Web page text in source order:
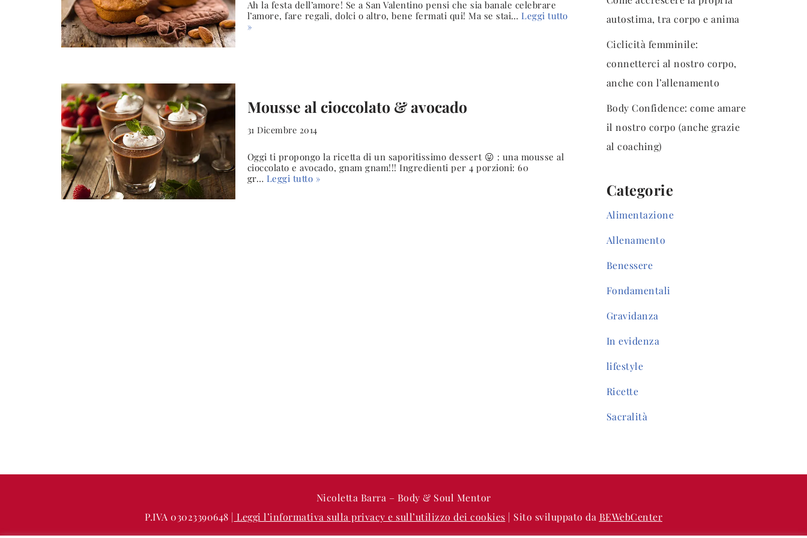
Ah la festa dell’amore! Se a San Valentino pensi che sia banale celebrare
l’amore, fare regali, dolci o altro, bene fermati qui! Ma se stai…Leggi tutto
»
Mousse al cioccolato & avocado
31 Dicembre 2014
Oggi ti propongo la ricetta di un saporitissimo dessert 😛 : una mousse al
cioccolato e avocado, gnam gnam!!! Ingredienti per 4 porzioni: 60
gr… Leggi tutto »
autostima, tra corpo e anima
Ciclicità femminile:
connetterci al nostro corpo,
anche con l’allenamento
Body Confidence: come amare
il nostro corpo (anche grazie
al coaching)
Categorie
Alimentazione
Allenamento
Benessere
Fondamentali
Gravidanza
In evidenza
lifestyle
Ricette
Sacralità
Nicoletta Barra – Body & Soul Mentor
P.IVA 03023390648 | Leggi l’informativa sulla privacy e sull’utilizzo dei cookies | Sito sviluppato da BEWebCenter